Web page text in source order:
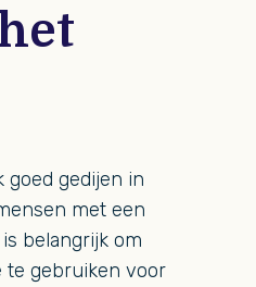
goed gedijen in
met een
belangrijk om
te gebruiken voor